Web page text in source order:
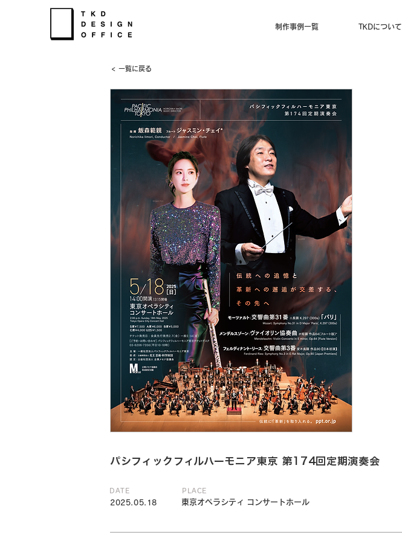
制作事例一覧 TKDについて
< 一覧に戻る
パシフィックフィルハーモニア東京 第174回定期演奏会
2025.05.18 東京オペラシティ コンサートホール
PLACE
DATE